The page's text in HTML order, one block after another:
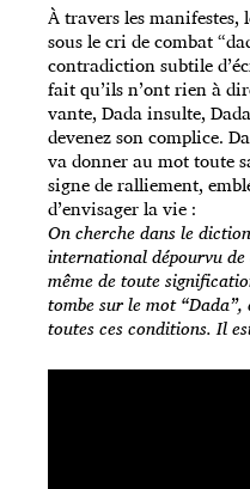
À travers les
sous le cri de combat
contradiction subtile
fait qu’ils n’ont rien à
vante, Dada insulte,
devenez son complice.
va donner au mot toute
signe de ralliement,
d’envisager la vie :
On cherche dans le
international dépourvu
même de toute
tombe sur le mot
toutes ces conditions. Il